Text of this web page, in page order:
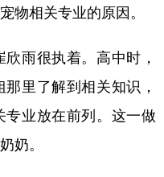
物相关专业的原因。
雨很执着。高中时，
里了解到相关知识，
业放在前列。这一做
奶。